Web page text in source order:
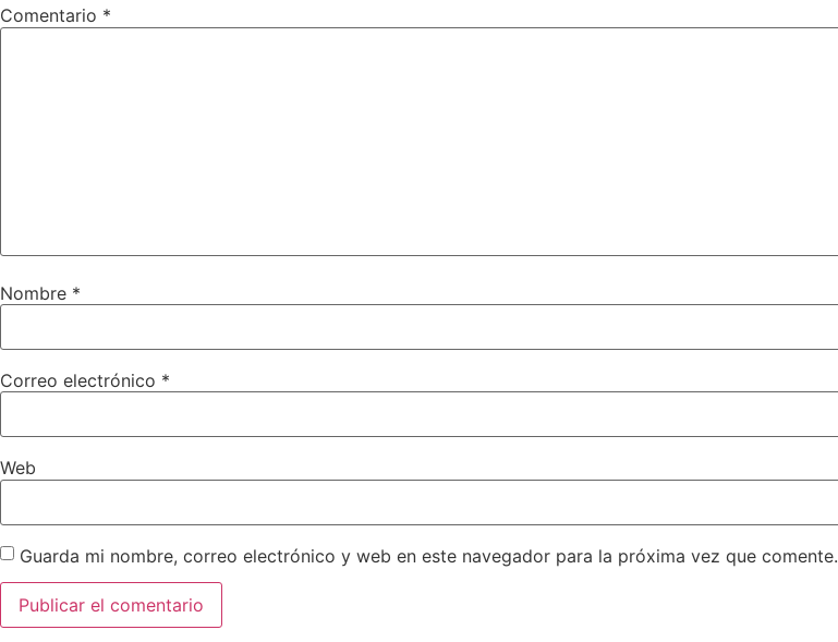
Comentario *
Nombre *
Correo electrónico *
Web
Guarda mi nombre, correo electrónico y web en este navegador para la próxima vez que comente.